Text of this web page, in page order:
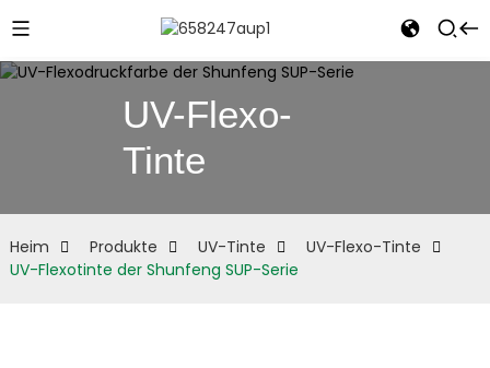
UV-Flexo-
Tinte
Heim Produkte UV-Tinte
UV-Flexo-Tinte
UV-Flexotinte der Shunfeng SUP-Serie